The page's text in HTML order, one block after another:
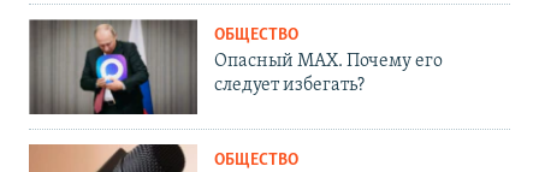
ОБЩЕСТВО
Опасный MAX. Почему его
следует избегать?
ОБЩЕСТВО